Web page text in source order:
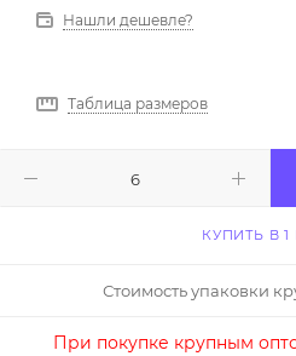
Нашли дешевле?
Таблица размеров
КУПИТЬ В
Стоимость упаковки
При покупке крупным